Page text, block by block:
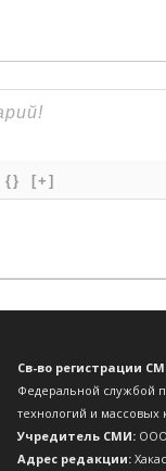
{} [+]
Св-во регистрации
Федеральной службой
технологий и массовых
Учредитель СМИ: ООО
Адрес редакции: